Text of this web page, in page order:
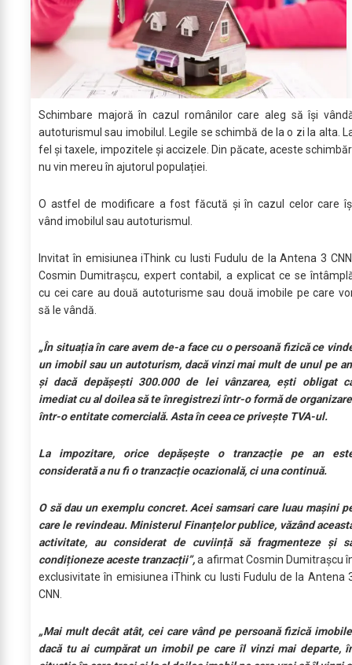
Schimbare majoră în cazul românilor care aleg să își
autoturismul sau imobilul. Legile se schimbă de la o zi la alta.
fel și taxele, impozitele și accizele. Din păcate, aceste
nu vin mereu în ajutorul populației.
O astfel de modificare a fost făcută și în cazul celor care
vând imobilul sau autoturismul.
Invitat în emisiunea iThink cu Iusti Fudulu de la Antena 3
Cosmin Dumitrașcu, expert contabil, a explicat ce se
cu cei care au două autoturisme sau două imobile pe care
să le vândă.
„În situația în care avem de-a face cu o persoană fizică ce
un imobil sau un autoturism, dacă vinzi mai mult de unul pe
și dacă depășești 300.000 de lei vânzarea, ești obligat
imediat cu al doilea să te înregistrezi într-o formă de
într-o entitate comercială. Asta în ceea ce privește TVA-ul.
La impozitare, orice depășește o tranzacție pe an
considerată a nu fi o tranzacție ocazională, ci una continuă.
O să dau un exemplu concret. Acei samsari care luau mașini
care le revindeau. Ministerul Finanțelor publice, văzând
activitate, au considerat de cuviință să fragmenteze și
condiționeze aceste tranzacții”,a afirmat Cosmin Dumitrașcu
exclusivitate în emisiunea iThink cu Iusti Fudulu de la Antena
CNN.
„Mai mult decât atât, cei care vând pe persoană fizică
dacă tu ai cumpărat un imobil pe care îl vinzi mai departe,